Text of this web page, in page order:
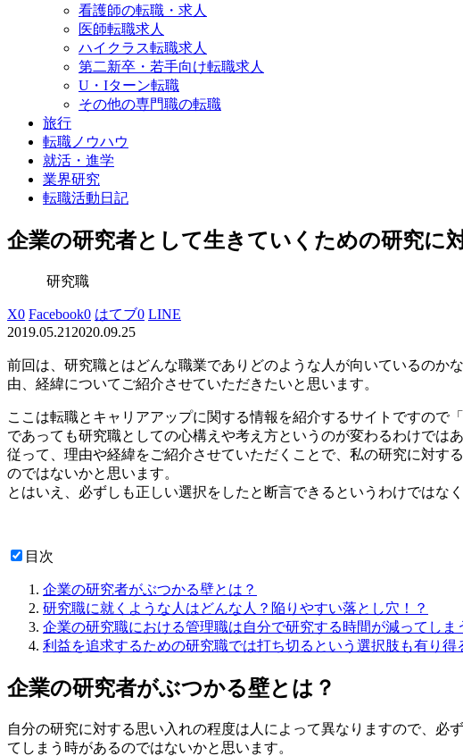
看護師の転職・求人
医師転職求人
ハイクラス転職求人
第二新卒・若手向け転職求人
U・Iターン転職
その他の専門職の転職
旅行
転職ノウハウ
就活・進学
業界研究
転職活動日記
企業の研究者として生きていくための研究に
研究職
X0 Facebook0 はてブ0 LINE
2019.05.21 2020.09.25
前回は、研究職とはどんな職業でありどのような人が向いているのか
由、経緯について ご紹介させていただきたいと思います。
ここは転職とキャリアアップに関する情報を紹介するサイトですの
であっても研究職としての心構えや考え方というのが変わるわけではあ
従って、理由や経緯をご紹介させていただくことで、私の研究に対す
のではないかと思います。
とはいえ、必ずしも正しい選択をしたと断言できるというわけではな
目次
企業の研究者がぶつかる壁とは？
研究職に就くような人はどんな人？陥りやすい落とし穴！？
企業の研究職における管理職は自分で研究する時間が減ってしま
利益を追求するための研究職では打ち切るという選択肢も有り得
企業の研究者がぶつかる壁とは？
自分の研究に対する思い入れの程度は人によって異なりますので、必
てしまう時があるのではないかと思います。